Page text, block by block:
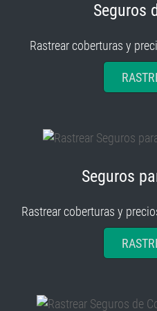
Seguros
Rastrear coberturas y
Seguros
Rastrear coberturas y